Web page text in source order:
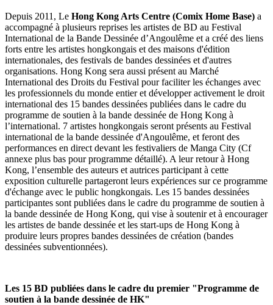
Depuis 2011, Le Hong Kong Arts Centre (Comix Home Base) a
accompagné à plusieurs reprises les artistes de BD au Festival
International de la Bande Dessinée d’Angoulême et a créé des liens
forts entre les artistes hongkongais et des maisons d'édition
internationales, des festivals de bandes dessinées et d'autres
organisations. Hong Kong sera aussi présent au Marché
International des Droits du Festival pour faciliter les échanges avec
les professionnels du monde entier et développer activement le droit
international des 15 bandes dessinées publiées dans le cadre du
programme de soutien à la bande dessinée de Hong Kong à
l’international. 7 artistes hongkongais seront présents au Festival
international de la bande dessinée d'Angoulême, et feront des
performances en direct devant les festivaliers de Manga City (Cf
annexe plus bas pour programme détaillé). A leur retour à Hong
Kong, l’ensemble des auteurs et autrices participant à cette
exposition culturelle partageront leurs expériences sur ce programme
d'échange avec le public hongkongais. Les 15 bandes dessinées
participantes sont publiées dans le cadre du programme de soutien à
la bande dessinée de Hong Kong, qui vise à soutenir et à encourager
les artistes de bande dessinée et les start-ups de Hong Kong à
produire leurs propres bandes dessinées de création (bandes
dessinées subventionnées).
Les 15 BD publiées dans le cadre du premier "Programme de
soutien à la bande dessinée de HK"